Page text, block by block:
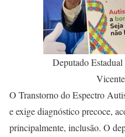
Deputado
O Transtorno do Espectro
e exige diagnóstico precoce,
principalmente, inclusão. O